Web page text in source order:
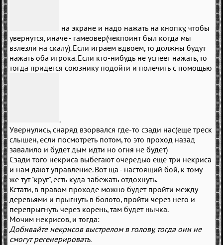
на экране и надо нажать на кнопку, чтобы
увернутся, иначе - гамеовер(чекпоинт был когда мы
взлезли на скалу). Если играем вдвоем, то должны будут
нажать оба игрока. Если кто-нибудь не успеет нажать, то
тогда придется союзнику подойти и полечить с помощью
.
Увернулись, снаряд взорвался где-то сзади нас(еще треск
слышен, если посмотреть потом, то это проход назад
завалило и будет дым идти но огня не будет)
Сзади того некриса выбегают очередью еще три некриса
и нам дают управление. Вот ща - настоящий бой, к тому
же тут "круг", есть куда забежать отдохнуть.
Кстати, в правом проходе можно будет пройти между
деревьями и прыгнуть в болото, пройти через него и
перепрыгнуть через корень, там будет нычка.
Мочим некрисов, и тогда:
Добивайте некрисов выстрелом в голову, тогда они не
смогут регенерировать.